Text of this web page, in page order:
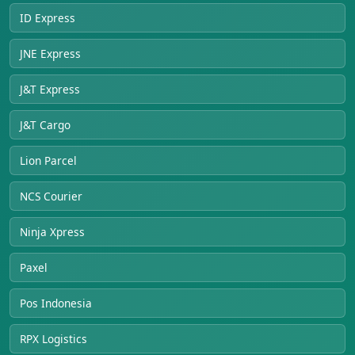
ID Express
JNE Express
J&T Express
J&T Cargo
Lion Parcel
NCS Courier
Ninja Xpress
Paxel
Pos Indonesia
RPX Logistics